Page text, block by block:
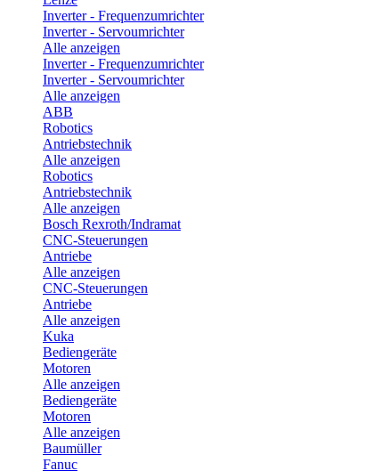
Inverter - Frequenzumrichter
Inverter - Servoumrichter
Alle anzeigen
Inverter - Frequenzumrichter
Inverter - Servoumrichter
Alle anzeigen
ABB
Robotics
Antriebstechnik
Alle anzeigen
Robotics
Antriebstechnik
Alle anzeigen
Bosch Rexroth/Indramat
CNC-Steuerungen
Antriebe
Alle anzeigen
CNC-Steuerungen
Antriebe
Alle anzeigen
Kuka
Bediengeräte
Motoren
Alle anzeigen
Bediengeräte
Motoren
Alle anzeigen
Baumüller
Fanuc